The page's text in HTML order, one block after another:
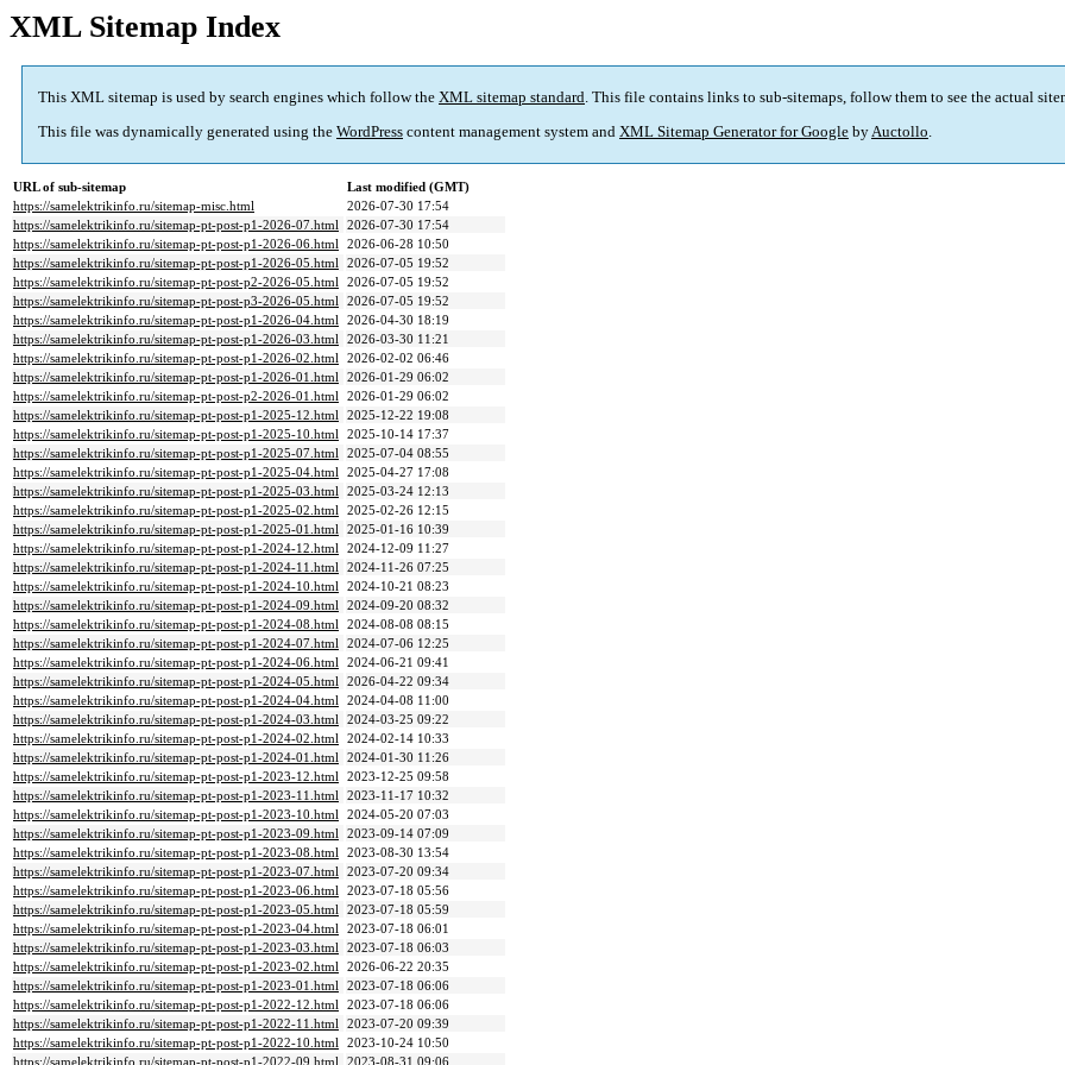
XML Sitemap Index
This XML sitemap is used by search engines which follow the XML sitemap standard. This file contains links to sub-sitemaps, follow them to see the actual
This file was dynamically generated using the WordPress content management system and XML Sitemap Generator for Google byAuctollo.
URL of sub-sitemap
Last modified (GMT)
https://samelektrikinfo.ru/sitemap-misc.html
2026-07-30 17:54
https://samelektrikinfo.ru/sitemap-pt-post-p1-2026-07.html 2026-07-30 17:54
https://samelektrikinfo.ru/sitemap-pt-post-p1-2026-06.html 2026-06-28 10:50
https://samelektrikinfo.ru/sitemap-pt-post-p1-2026-05.html 2026-07-05 19:52
https://samelektrikinfo.ru/sitemap-pt-post-p2-2026-05.html 2026-07-05 19:52
https://samelektrikinfo.ru/sitemap-pt-post-p3-2026-05.html 2026-07-05 19:52
https://samelektrikinfo.ru/sitemap-pt-post-p1-2026-04.html 2026-04-30 18:19
https://samelektrikinfo.ru/sitemap-pt-post-p1-2026-03.html 2026-03-30 11:21
https://samelektrikinfo.ru/sitemap-pt-post-p1-2026-02.html 2026-02-02 06:46
https://samelektrikinfo.ru/sitemap-pt-post-p1-2026-01.html 2026-01-29 06:02
https://samelektrikinfo.ru/sitemap-pt-post-p2-2026-01.html 2026-01-29 06:02
https://samelektrikinfo.ru/sitemap-pt-post-p1-2025-12.html 2025-12-22 19:08
https://samelektrikinfo.ru/sitemap-pt-post-p1-2025-10.html 2025-10-14 17:37
https://samelektrikinfo.ru/sitemap-pt-post-p1-2025-07.html 2025-07-04 08:55
https://samelektrikinfo.ru/sitemap-pt-post-p1-2025-04.html 2025-04-27 17:08
https://samelektrikinfo.ru/sitemap-pt-post-p1-2025-03.html 2025-03-24 12:13
https://samelektrikinfo.ru/sitemap-pt-post-p1-2025-02.html 2025-02-26 12:15
https://samelektrikinfo.ru/sitemap-pt-post-p1-2025-01.html 2025-01-16 10:39
https://samelektrikinfo.ru/sitemap-pt-post-p1-2024-12.html 2024-12-09 11:27
https://samelektrikinfo.ru/sitemap-pt-post-p1-2024-11.html 2024-11-26 07:25
https://samelektrikinfo.ru/sitemap-pt-post-p1-2024-10.html 2024-10-21 08:23
https://samelektrikinfo.ru/sitemap-pt-post-p1-2024-09.html 2024-09-20 08:32
https://samelektrikinfo.ru/sitemap-pt-post-p1-2024-08.html 2024-08-08 08:15
https://samelektrikinfo.ru/sitemap-pt-post-p1-2024-07.html 2024-07-06 12:25
https://samelektrikinfo.ru/sitemap-pt-post-p1-2024-06.html 2024-06-21 09:41
https://samelektrikinfo.ru/sitemap-pt-post-p1-2024-05.html 2026-04-22 09:34
https://samelektrikinfo.ru/sitemap-pt-post-p1-2024-04.html 2024-04-08 11:00
https://samelektrikinfo.ru/sitemap-pt-post-p1-2024-03.html 2024-03-25 09:22
https://samelektrikinfo.ru/sitemap-pt-post-p1-2024-02.html 2024-02-14 10:33
https://samelektrikinfo.ru/sitemap-pt-post-p1-2024-01.html 2024-01-30 11:26
https://samelektrikinfo.ru/sitemap-pt-post-p1-2023-12.html 2023-12-25 09:58
https://samelektrikinfo.ru/sitemap-pt-post-p1-2023-11.html 2023-11-17 10:32
https://samelektrikinfo.ru/sitemap-pt-post-p1-2023-10.html 2024-05-20 07:03
https://samelektrikinfo.ru/sitemap-pt-post-p1-2023-09.html 2023-09-14 07:09
https://samelektrikinfo.ru/sitemap-pt-post-p1-2023-08.html 2023-08-30 13:54
https://samelektrikinfo.ru/sitemap-pt-post-p1-2023-07.html 2023-07-20 09:34
https://samelektrikinfo.ru/sitemap-pt-post-p1-2023-06.html 2023-07-18 05:56
https://samelektrikinfo.ru/sitemap-pt-post-p1-2023-05.html 2023-07-18 05:59
https://samelektrikinfo.ru/sitemap-pt-post-p1-2023-04.html 2023-07-18 06:01
https://samelektrikinfo.ru/sitemap-pt-post-p1-2023-03.html 2023-07-18 06:03
https://samelektrikinfo.ru/sitemap-pt-post-p1-2023-02.html 2026-06-22 20:35
https://samelektrikinfo.ru/sitemap-pt-post-p1-2023-01.html 2023-07-18 06:06
https://samelektrikinfo.ru/sitemap-pt-post-p1-2022-12.html 2023-07-18 06:06
https://samelektrikinfo.ru/sitemap-pt-post-p1-2022-11.html 2023-07-20 09:39
https://samelektrikinfo.ru/sitemap-pt-post-p1-2022-10.html 2023-10-24 10:50
https://samelektrikinfo.ru/sitemap-pt-post-p1-2022-09.html
2023-08-31 09:06